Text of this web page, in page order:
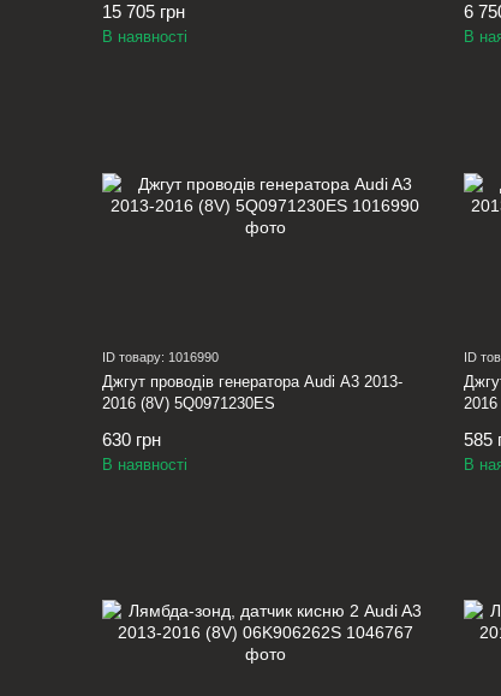
15 705 грн
В наявності
6
В
ID товару: 1016990
Джгут проводів генератора Audi A3 2013-
2016 (8V) 5Q0971230ES
630 грн
В наявності
ID
585
В